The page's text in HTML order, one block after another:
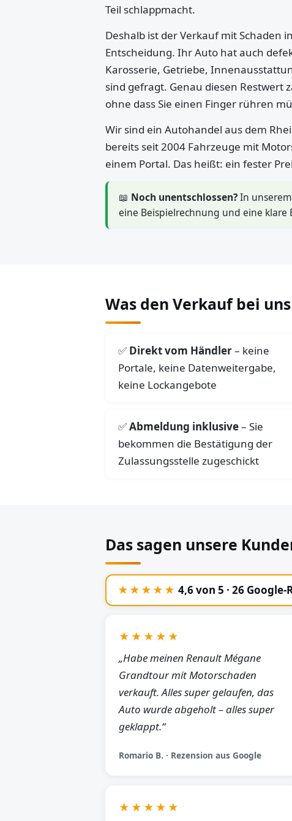
Teil schlappmacht.
Deshalb ist der Verkauf mit Schaden
Entscheidung. Ihr Auto hat auch
Karosserie, Getriebe,
sind gefragt. Genau diesen Restwert
ohne dass Sie einen Finger rühren
Wir sind ein Autohandel aus dem
bereits seit 2004 Fahrzeuge mit
einem Portal. Das heißt: ein fester
📖 Noch unentschlossen?In
eine Beispielrechnung und eine klare
Was den Verkauf bei
Direkt vom Händler– keine
Portale, keine Datenweitergabe,
keine Lockangebote
Abmeldung inklusive– Sie
bekommen die Bestätigung der
Zulassungsstelle zugeschickt
Das sagen unsere
★★★★★ 4,6 von 5 · 26 Google-
★★★★★
„Habe meinen Renault Mégane
Grandtour mit Motorschaden
verkauft. Alles super gelaufen, das
Auto wurde abgeholt – alles super
geklappt.“
Romario B. · Rezension aus Google
★★★★★